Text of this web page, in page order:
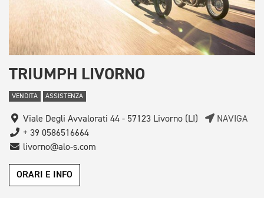
TRIUMPH LIVORNO
VENDITA ASSISTENZA
Viale Degli Avvalorati 44 - 57123 Livorno (LI)
NAVIGA
+ 39 0586516664
livorno@alo-s.com
ORARI E INFO